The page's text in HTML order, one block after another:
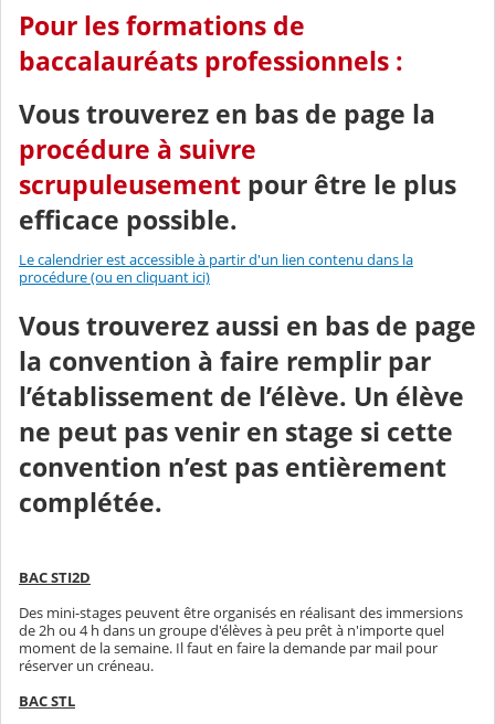
Pour les formations de
baccalauréats professionnels :
Vous trouverez en bas de page la
procédure à suivre
scrupuleusement pour être le plus
efficace possible.
Le calendrier est accessible à partir d'un lien contenu dans la
procédure (ou en cliquant ici)
Vous trouverez aussi en bas de page
la convention à faire remplir par
l’établissement de l’élève. Un élève
ne peut pas venir en stage si cette
convention n’est pas entièrement
complétée.
BAC STI2D
Des mini-stages peuvent être organisés en réalisant des immersions
de 2h ou 4 h dans un groupe d'élèves à peu prêt à n'importe quel
moment de la semaine. Il faut en faire la demande par mail pour
réserver un créneau.
BAC STL